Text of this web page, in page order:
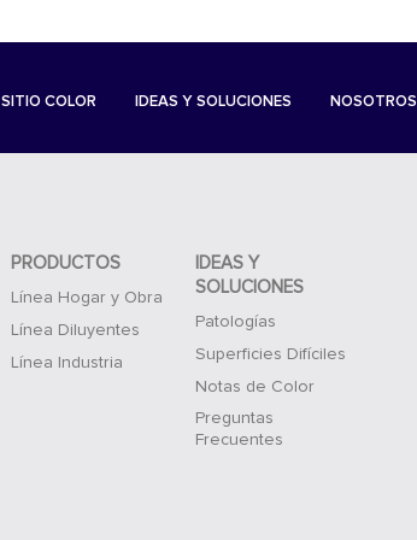
SITIO COLOR IDEAS Y SOLUCIONES NOSOTROS
PRODUCTOS
Línea Hogar y Obra
Línea Diluyentes
Línea Industria
IDEAS Y
SOLUCIONES
Patologías
Superficies Difíciles
Notas de Color
Preguntas
Frecuentes